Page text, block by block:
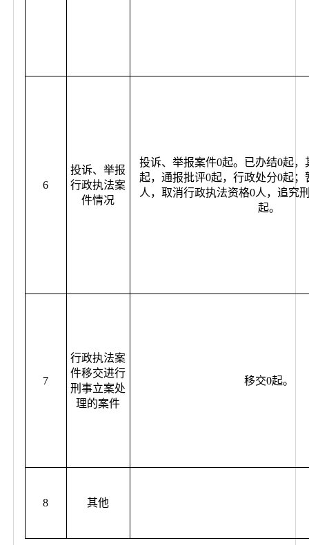
6
投诉、举报
行政执法案
件情况
投诉、举报案件0起。已办结0起
起，通报批评0起，行政处分0起
人，取消行政执法资格0人，追究
起。
7
行政执法案
件移交进行
刑事立案处
理的案件
移交0起。
8 其他